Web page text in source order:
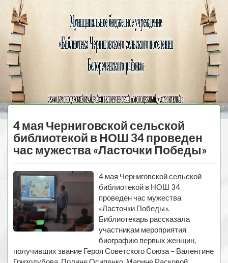
Черниговская
библиотека
МЕНЮ
4 мая Черниговской сельской
библиотекой в НОШ 34 проведен
час мужества «Ласточки Победы»
4 мая Черниговской сельской
библиотекой в НОШ 34
проведен час мужества
«Ласточки Победы».
Библиотекарь рассказала
участникам мероприятия
биографию первых женщин,
получивших звание Героя Советского Союза – Валентине